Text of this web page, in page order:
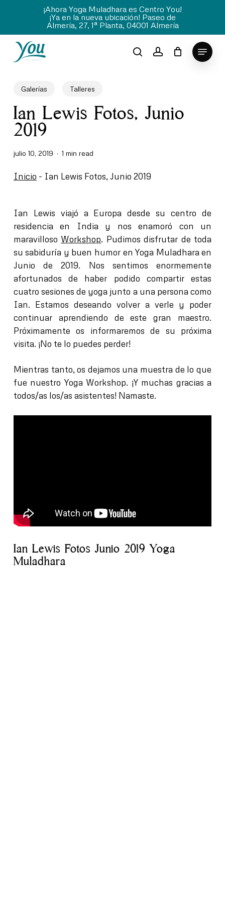
content
¡Ahora Yoga Muladhara es Centro You!
¡Ya en la nueva ubicación! Paseo de
Almería, 27, 1ª Planta, 04001 Almería
searchaccount
Menu
Galerías Talleres
Ian Lewis Fotos, Junio
2019
julio 10, 2019 1 min read
Inicio - Ian Lewis Fotos, Junio 2019
Ian Lewis viajó a Europa desde su centro de
residencia en India y nos enamoró con un
maravilloso Workshop. Pudimos disfrutar de toda
su sabiduría y buen humor en Yoga Muladhara en
Junio de 2019. Nos sentimos enormemente
afortunados de haber podido compartir estas
cuatro sesiones de yoga junto a una persona como
Ian. Estamos deseando volver a verle y poder
continuar aprendiendo de este gran maestro.
Próximamente os informaremos de su próxima
visita. ¡No te lo puedes perder!
Mientras tanto, os dejamos una muestra de lo que
fue nuestro Yoga Workshop. ¡Y muchas gracias a
todos/as los/as asistentes! Namaste.
Ian Lewis Fotos Junio 2019 Yoga
Muladhara
Menu